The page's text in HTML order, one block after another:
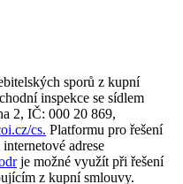
sporů z kupní
inspekce se sídlem
2, IČ: 000 20 869,
cs. Platformu pro řešení
adrese
je možné využít při řešení
z kupní smlouvy.